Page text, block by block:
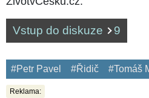
Vstup do diskuze 9
#Petr Pavel #Řidič #Tomáš
Reklama: